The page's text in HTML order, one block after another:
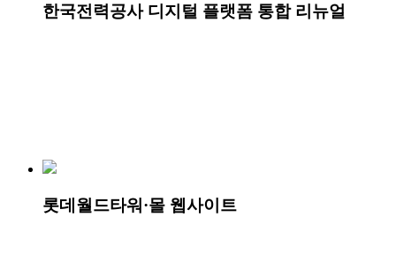
한국전력공사 디지털 플랫폼 통합 리뉴얼
롯데월드타워·몰 웹사이트